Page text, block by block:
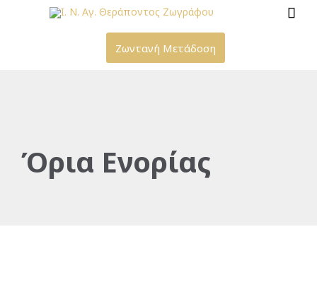

Ζωντανή Μετάδοση
Όρια Ενορίας